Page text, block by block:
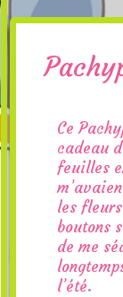
Ce
cadeau
feuilles
les
boutons
de me
l’été.